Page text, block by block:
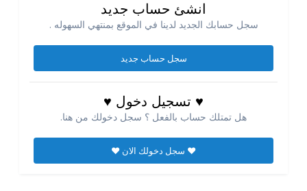
انشئ حساب جديد
سجل حسابك الجديد لدينا في الموقع بمنتهي السهوله .
سجل حساب جديد
♥ تسجيل دخول ♥
هل تمتلك حساب بالفعل ؟ سجل دخولك من هنا.
♥ سجل دخولك الان ♥